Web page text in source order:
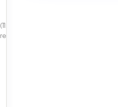
(112
reseñas)